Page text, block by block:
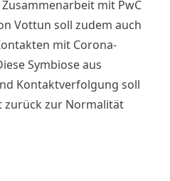
Zusammenarbeit mit PwC
Vottun soll zudem auch
mit Corona-
Symbiose aus
Kontaktverfolgung soll
zurück zur Normalität